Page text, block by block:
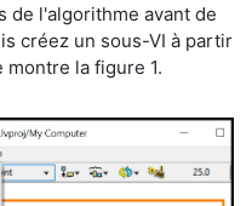
de l'algorithme avant de
créez un sous-VI à partir
la figure 1.